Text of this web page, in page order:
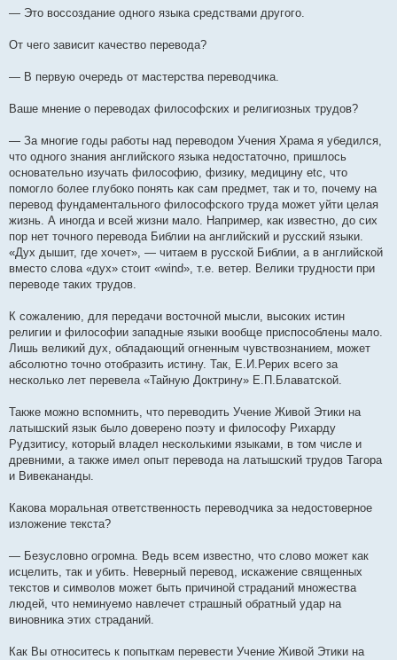
— Это воссоздание одного языка средствами другого.
От чего зависит качество перевода?
— В первую очередь от мастерства переводчика.
Ваше мнение о переводах философских и религиозных трудов?
— За многие годы работы над переводом Учения Храма я убедился,
что одного знания английского языка недостаточно, пришлось
основательно изучать философию, физику, медицину etc, что
помогло более глубоко понять как сам предмет, так и то, почему на
перевод фундаментального философского труда может уйти целая
жизнь. А иногда и всей жизни мало. Например, как известно, до сих
пор нет точного перевода Библии на английский и русский языки.
«Дух дышит, где хочет», — читаем в русской Библии, а в английской
вместо слова «дух» стоит «wind», т.е. ветер. Велики трудности при
переводе таких трудов.
К сожалению, для передачи восточной мысли, высоких истин
религии и философии западные языки вообще приспособлены мало.
Лишь великий дух, обладающий огненным чувствознанием, может
абсолютно точно отобразить истину. Так, Е.И.Рерих всего за
несколько лет перевела «Тайную Доктрину» Е.П.Блаватской.
Также можно вспомнить, что переводить Учение Живой Этики на
латышский язык было доверено поэту и философу Рихарду
Рудзитису, который владел несколькими языками, в том числе и
древними, а также имел опыт перевода на латышский трудов Тагора
и Вивекананды.
Какова моральная ответственность переводчика за недостоверное
изложение текста?
— Безусловно огромна. Ведь всем известно, что слово может как
исцелить, так и убить. Неверный перевод, искажение священных
текстов и символов может быть причиной страданий множества
людей, что неминуемо навлечет страшный обратный удар на
виновника этих страданий.
Как Вы относитесь к попыткам перевести Учение Живой Этики на